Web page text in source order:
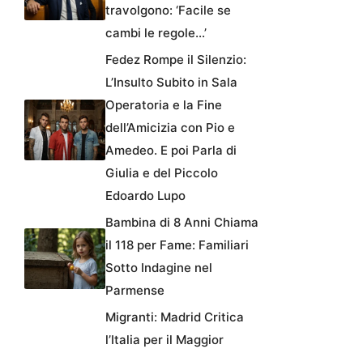
travolgono: ‘Facile se
cambi le regole…’
Fedez Rompe il Silenzio:
L’Insulto Subito in Sala
Operatoria e la Fine
dell’Amicizia con Pio e
Amedeo. E poi Parla di
Giulia e del Piccolo
Edoardo Lupo
Bambina di 8 Anni Chiama
il 118 per Fame: Familiari
Sotto Indagine nel
Parmense
Migranti: Madrid Critica
l’Italia per il Maggior